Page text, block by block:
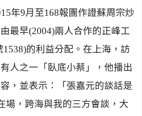
年9月至168報團作證蘇周宗炒
最早(2004)兩人合作的正峰工
1538)的利益分配。在上海，訪
人之一「臥底小蔡」，他播出
，並表示：「張嘉元的談話是
場，跨海與我的三方會談，大